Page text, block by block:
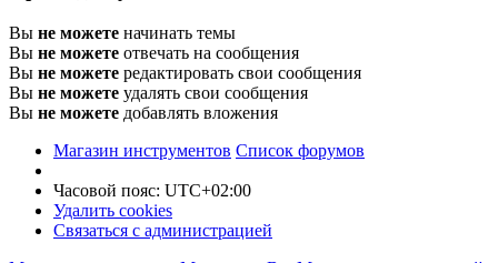
Вы не можете начинать темы
Вы не можете отвечать на сообщения
Вы не можете редактировать свои сообщения
Вы не можете удалять свои сообщения
Вы не можете добавлять вложения
Магазин инструментов Список форумов
Часовой пояс: UTC+02:00
Удалить cookies
Связаться с администрацией